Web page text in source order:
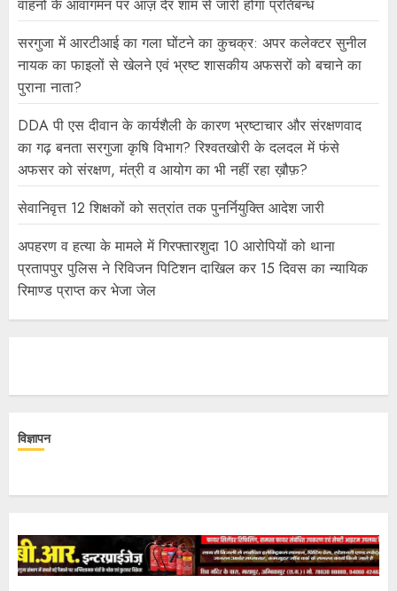
वाहनो के आवागमन पर आज़ देर शाम से जारी होगा प्रतिबन्ध
सरगुजा में आरटीआई का गला घोंटने का कुचक्र: अपर कलेक्टर सुनील
नायक का फाइलों से खेलने एवं भ्रष्ट शासकीय अफसरों को बचाने का
पुराना नाता?
DDA पी एस दीवान के कार्यशैली के कारण भ्रष्टाचार और संरक्षणवाद
का गढ़ बनता सरगुजा कृषि विभाग? रिश्वतखोरी के दलदल में फंसे
अफसर को संरक्षण, मंत्री व आयोग का भी नहीं रहा ख़ौफ़?
सेवानिवृत्त 12 शिक्षकों को सत्रांत तक पुनर्नियुक्ति आदेश जारी
अपहरण व हत्या के मामले में गिरफ्तारशुदा 10 आरोपियों को थाना
प्रतापपुर पुलिस ने रिविजन पिटिशन दाखिल कर 15 दिवस का न्यायिक
रिमाण्ड प्राप्त कर भेजा जेल
विज्ञापन